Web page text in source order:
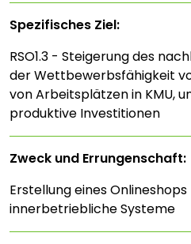
Spezifisches Ziel:
RSO1.3 - Steigerung des
der Wettbewerbsfähigkeit
von Arbeitsplätzen in KMU,
produktive Investitionen
Zweck und Errungenschaft:
Erstellung eines
innerbetriebliche Systeme